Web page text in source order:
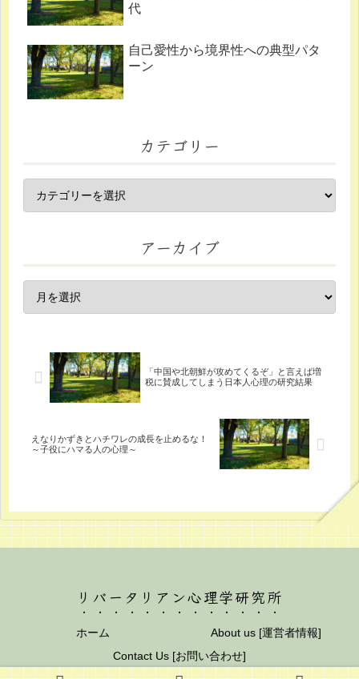
代
自己愛性から境界性への典型パタ
ーン
カテゴリー
アーカイブ
「中国や北朝鮮が攻めてくるぞ」と言えば増
税に賛成してしまう日本人心理の研究結果
えなりかずきとハチワレの成長を止めるな！
～子役にハマる人の心理～
リバータリアン心理学研究所
ホーム
About us [運営者情報]
Contact Us [お問い合わせ]